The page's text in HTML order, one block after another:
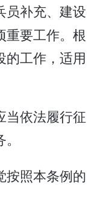
补充、建设
重要工作。根
的工作，适用
当依法履行征
按照本条例的